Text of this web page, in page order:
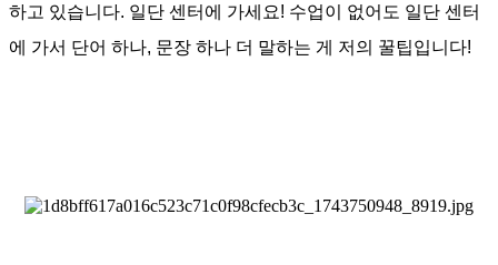
하고 있습니다. 일단 센터에 가세요! 수업이 없어도 일단 센터
에 가서 단어 하나, 문장 하나 더 말하는 게 저의 꿀팁입니다!